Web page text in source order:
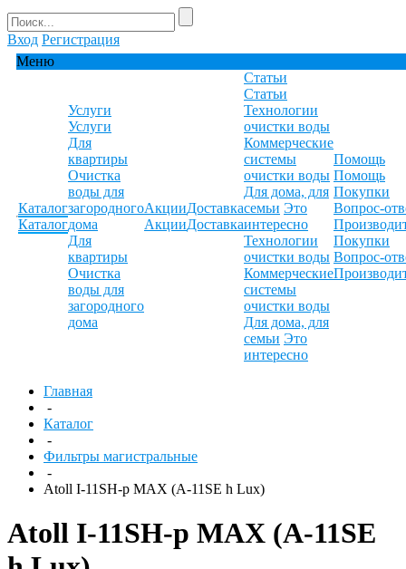
Вход Регистрация
Меню
Каталог
Каталог
Услуги
Услуги
Для
квартиры
Очистка
воды для
загородного
дома
Для
квартиры
Очистка
воды для
загородного
дома
Акции
Акции
Доставка
Доставка
Статьи
Статьи
Технологии
очистки воды
Коммерческие
системы
очистки воды
Для дома, для
семьи Это
интересно
Технологии
очистки воды
Коммерческие
системы
очистки воды
Для дома, для
семьи Это
интересно
Помощь
Помощь
Покупки
Вопрос-
Покупки
Вопрос-
Главная
-
Каталог
-
Фильтры магистральные
-
Atoll I-11SH-p MAX (A-11SE h Lux)
Atoll I-11SH-p MAX (A-11SE